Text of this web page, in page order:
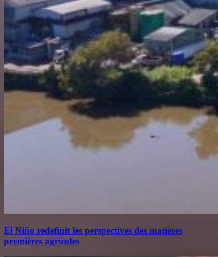
El Niño redéfinit les perspectives des matières
premières agricoles